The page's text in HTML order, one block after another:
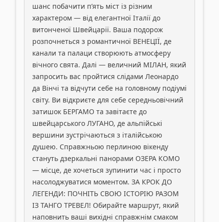
шанс побачити п’ять міст із різним
характером — від елегантної Італії до
витонченої Швейцарії. Ваша подорож
розпочнеться з романтичної ВЕНЕЦІЇ, де
канали та палаци створюють атмосферу
вічного свята. Далі — величний МІЛАН, який
запросить вас пройтися слідами Леонардо
да Вінчі та відчути себе на головному подіумі
світу. Ви відкриєте для себе середньовічний
затишок БЕРГАМО та завітаєте до
швейцарського ЛУГАНО, де альпійські
вершини зустрічаються з італійською
душею. Справжньою перлиною вікенду
стануть дзеркальні панорами ОЗЕРА КОМО
— місце, де хочеться зупинити час і просто
насолоджуватися моментом. ЗА КРОК ДО
ЛЕГЕНДИ: ПОЧНІТЬ СВОЮ ІСТОРІЮ РАЗОМ
ІЗ ТАНГО ТРЕВЕЛ! Обирайте маршрут, який
наповнить ваші вихідні справжнім смаком